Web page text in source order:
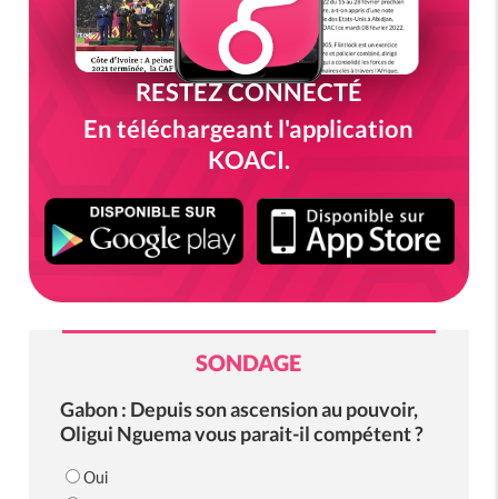
RESTEZ CONNECTÉ
En téléchargeant l'application
KOACI.
SONDAGE
Gabon : Depuis son ascension au pouvoir,
Oligui Nguema vous parait-il compétent ?
Oui